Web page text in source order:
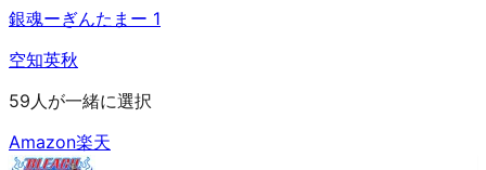
銀魂ーぎんたまー 1
空知英秋
59人が一緒に選択
Amazon楽天